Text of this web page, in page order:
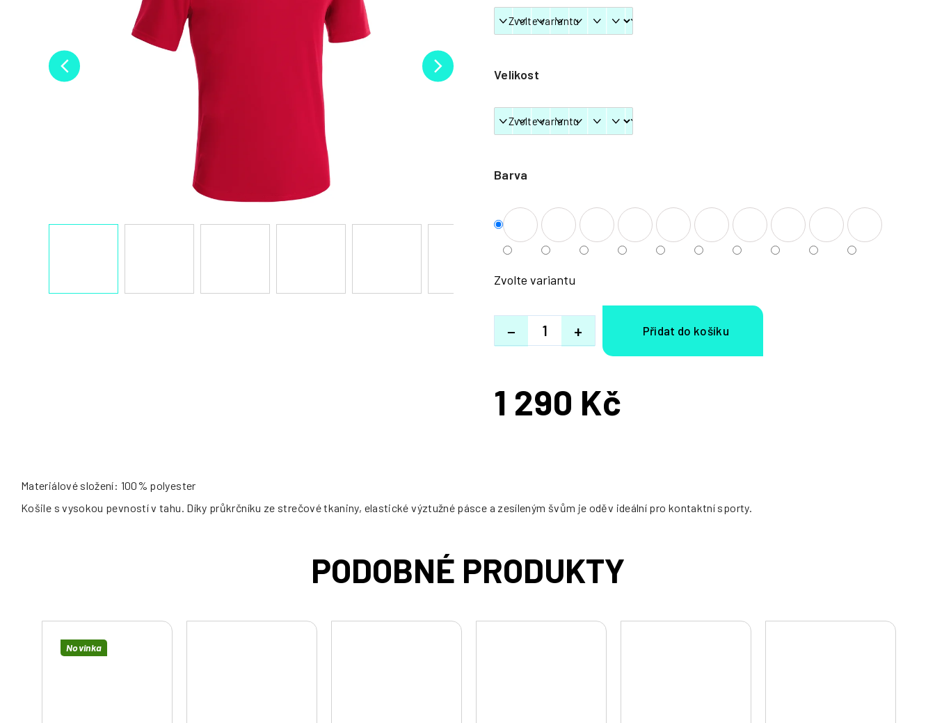
Barva
Velikost
Zvolte variantu
+
−
1 290 Kč
Měrná
Materiálové složení: 100% polyester
Košile s vysokou pevností v tahu. Díky průkrčníku ze strečové tkaniny, elastické výztužné pásce a zesíleným švům je oděv ideální pro kontaktní sporty.
Novinka